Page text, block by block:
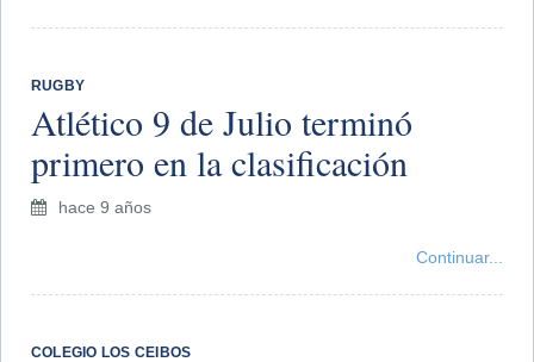
RUGBY
Atlético 9 de Julio terminó
primero en la clasificación
hace 9 años
Continuar...
COLEGIO LOS CEIBOS